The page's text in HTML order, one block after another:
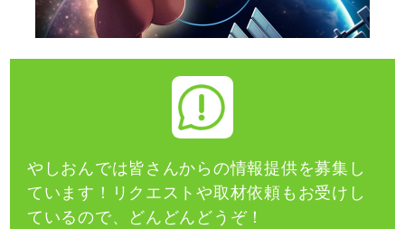
やしおんでは皆さんからの情報提供を募集し
ています！ リクエストや取材依頼もお受けし
ているので、どんどんどうぞ！